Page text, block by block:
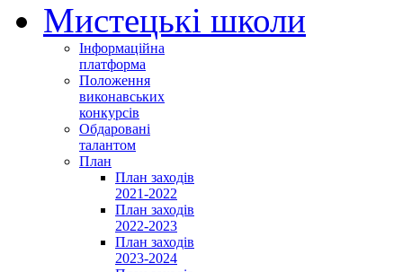
Мистецькі школи
Інформаційна
платформа
Положення
виконавських
конкурсів
Обдаровані
талантом
План
План заходів
2021-2022
План заходів
2022-2023
План заходів
2023-2024